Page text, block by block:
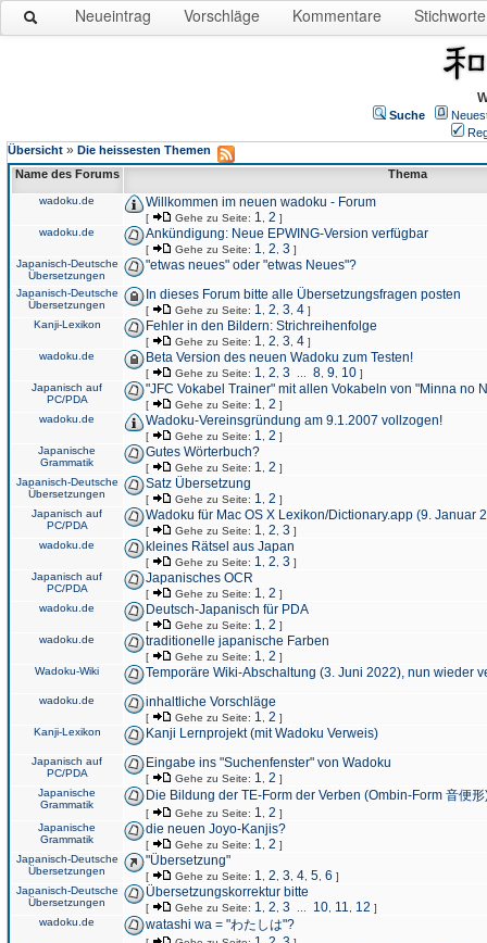
Neueintrag Vorschläge Kommentare Stichworte
Suche
Übersicht » Die heissesten Themen
Name des Forums
Thema
wadoku.de Willkommen im neuen wadoku - Forum
[ Gehe zu Seite: 1 2 ]
wadoku.de
Ankündigung: Neue EPWING-Version verfügbar
[ Gehe zu Seite: 1 2 3 ]
Japanisch-Deutsche
Übersetzungen
"etwas neues" oder "etwas Neues"?
Japanisch-Deutsche
Übersetzungen
In dieses Forum bitte alle Übersetzungsfragen posten
[ Gehe zu Seite: 1 2 3 4 ]
Kanji-Lexikon
Fehler in den Bildern: Strichreihenfolge
[ Gehe zu Seite: 1 2 3 4 ]
wadoku.de
Beta Version des neuen Wadoku zum Testen!
[ Gehe zu Seite: 1 2 3 8 9 10 ]
Japanisch auf
PC/PDA
"JFC Vokabel Trainer" mit allen Vokabeln von "Minna no
[ Gehe zu Seite: 1 2 ]
wadoku.de
Wadoku-Vereinsgründung am 9.1.2007 vollzogen!
[ Gehe zu Seite: 1 2 ]
Japanische
Grammatik
Gutes Wörterbuch?
[ Gehe zu Seite: 1 2 ]
Japanisch-Deutsche
Übersetzungen
Satz Übersetzung
[ Gehe zu Seite: 1 2 ]
Japanisch auf
PC/PDA
Wadoku für Mac OS X Lexikon/Dictionary.app (9. Januar
[ Gehe zu Seite: 1 2 3 ]
wadoku.de
kleines Rätsel aus Japan
[ Gehe zu Seite: 1 2 3 ]
Japanisch auf
PC/PDA
Japanisches OCR
[ Gehe zu Seite: 1 2 ]
wadoku.de
Deutsch-Japanisch für PDA
[ Gehe zu Seite: 1 2 ]
wadoku.de
traditionelle japanische Farben
[ Gehe zu Seite: 1 2 ]
Wadoku-Wiki
Temporäre Wiki-Abschaltung (3. Juni 2022), nun wieder
wadoku.de inhaltliche Vorschläge
[ Gehe zu Seite: 1 2 ]
Kanji-Lexikon
Kanji Lernprojekt (mit Wadoku Verweis)
Japanisch auf
PC/PDA
Eingabe ins "Suchenfenster" von Wadoku
[ Gehe zu Seite: 1 2 ]
Japanische
Grammatik
Die Bildung der TE-Form der Verben (Ombin-Form 音便形
[ Gehe zu Seite: 1 2 ]
Japanische
Grammatik
die neuen Joyo-Kanjis?
[ Gehe zu Seite: 1 2 ]
Japanisch-Deutsche
Übersetzungen
"Übersetzung"
[ Gehe zu Seite: 1 2 3 4 5 6 ]
Japanisch-Deutsche
Übersetzungen
Übersetzungskorrektur bitte
[ Gehe zu Seite: 1 2 3 10 11 12 ]
wadoku.de
watashi wa = "わたしは"?